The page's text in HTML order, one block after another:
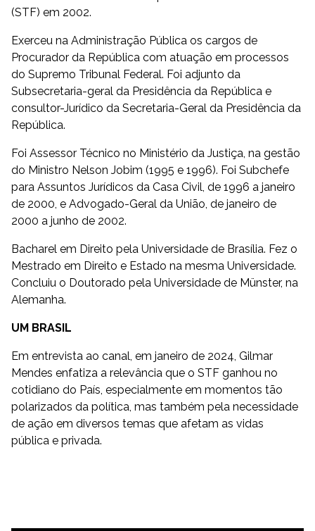
(STF) em 2002.
Exerceu na Administração Pública os cargos de
Procurador da República com atuação em processos
do Supremo Tribunal Federal. Foi adjunto da
Subsecretaria-geral da Presidência da República e
consultor-Jurídico da Secretaria-Geral da Presidência da
República.
Foi Assessor Técnico no Ministério da Justiça, na gestão
do Ministro Nelson Jobim (1995 e 1996). Foi Subchefe
para Assuntos Jurídicos da Casa Civil, de 1996 a janeiro
de 2000, e Advogado-Geral da União, de janeiro de
2000 a junho de 2002.
Bacharel em Direito pela Universidade de Brasília. Fez o
Mestrado em Direito e Estado na mesma Universidade.
Concluiu o Doutorado pela Universidade de Münster, na
Alemanha.
UM BRASIL
Em entrevista ao canal, em janeiro de 2024, Gilmar
Mendes enfatiza a relevância que o STF ganhou no
cotidiano do País, especialmente em momentos tão
polarizados da política, mas também pela necessidade
de ação em diversos temas que afetam as vidas
pública e privada.